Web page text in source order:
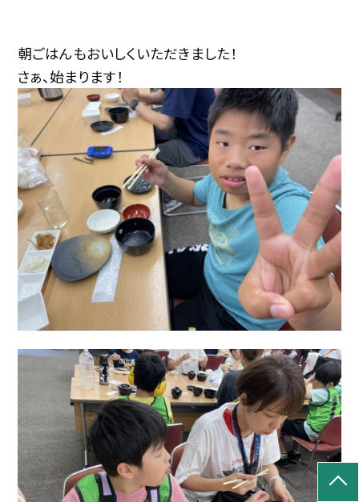
朝ごはんもおいしくいただきました！
さぁ、始まります！